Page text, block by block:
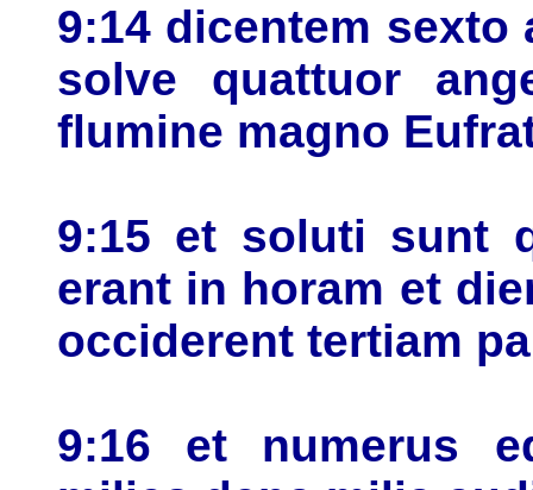
9:14 dicentem sexto
solve quattuor
flumine magno
9:15 et soluti sunt
erant in horam et
occiderent tertiam
9:16 et numerus